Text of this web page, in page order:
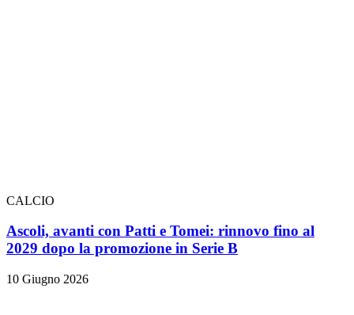
CALCIO
Ascoli, avanti con Patti e Tomei: rinnovo fino al
2029 dopo la promozione in Serie B
10 Giugno 2026